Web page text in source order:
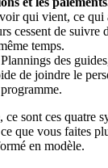
qui vient, ce qui
cessent de suivre
temps.
Plannings des
de joindre le
ce sont ces quatre
que vous faites
en modèle.